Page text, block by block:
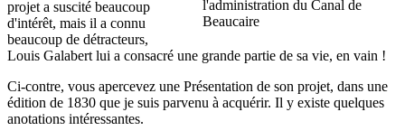
projet a suscité beaucoup
d'intérêt, mais il a connu
beaucoup de détracteurs,
Louis Galabert lui a consacré une grande partie de sa vie, en vain !
Ci-contre, vous apercevez une Présentation de son projet, dans une
édition de 1830 que je suis parvenu à acquérir. Il y existe quelques
anotations intéressantes.